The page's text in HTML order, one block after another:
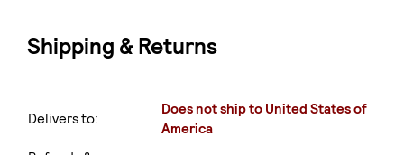
Shipping & Returns
Delivers to:
Does not ship to United States of
America